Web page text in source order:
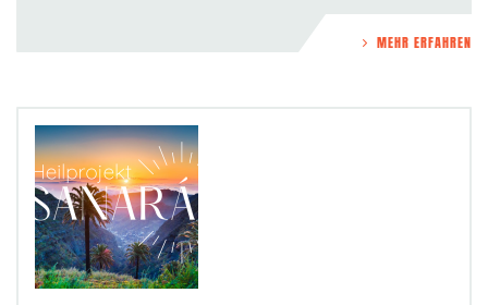
MEHR ERFAHREN